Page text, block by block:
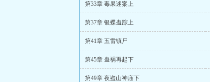
第33章 毒果迷案上
第37章 银蝶蛊踪上
第41章 五雷镇尸
第45章 蛊祸再起下
第49章 夜盗山神庙下